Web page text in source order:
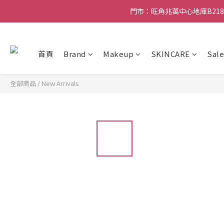
門市：旺角兆萬中心地庫
門市：旺角兆萬中心地庫
門市：旺角兆萬中心地庫
首頁 Brand Makeup SKINCARE Sale
全部商品 / New Arrivals